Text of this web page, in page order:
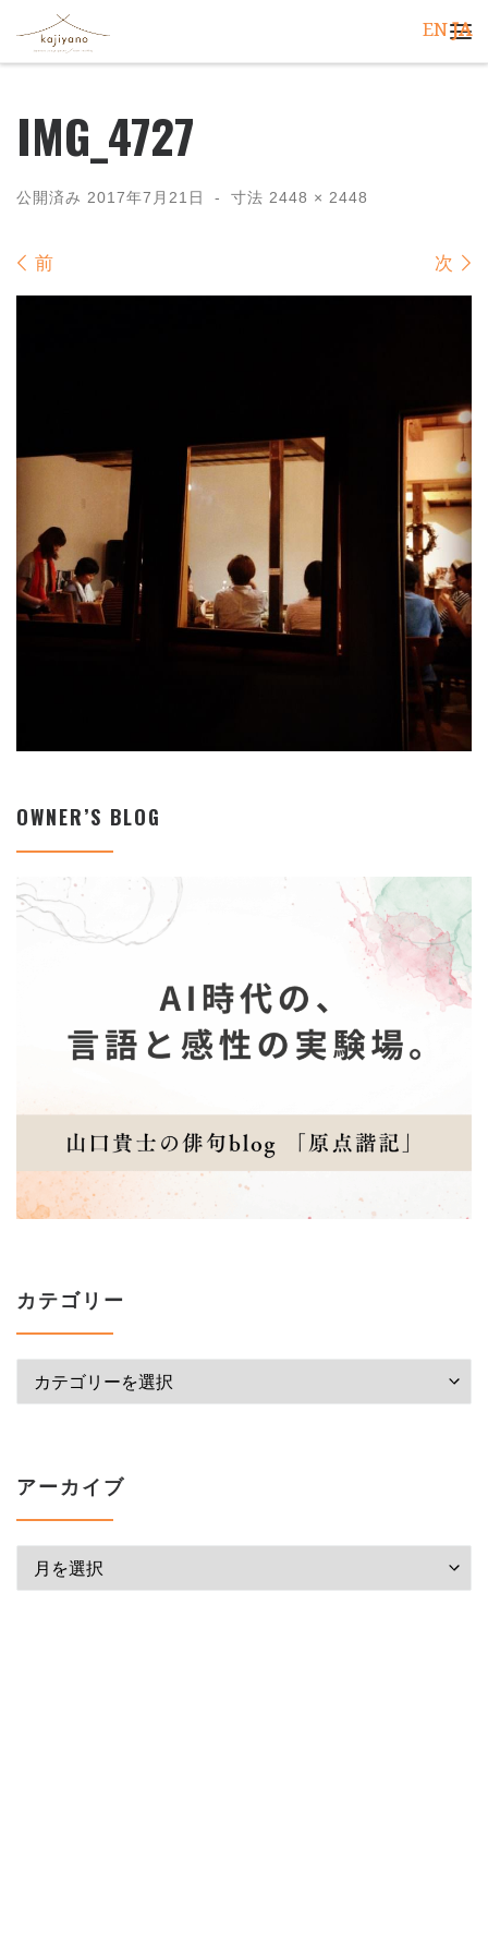
コンテンツへスキップ
IMG_4727
公開済み 2017年7月21日 - 寸法 2448 × 2448
画像ナビゲーション
前 次
OWNER’S BLOG
カテゴリー
カテゴリー
アーカイブ
アーカイブ
EN JA